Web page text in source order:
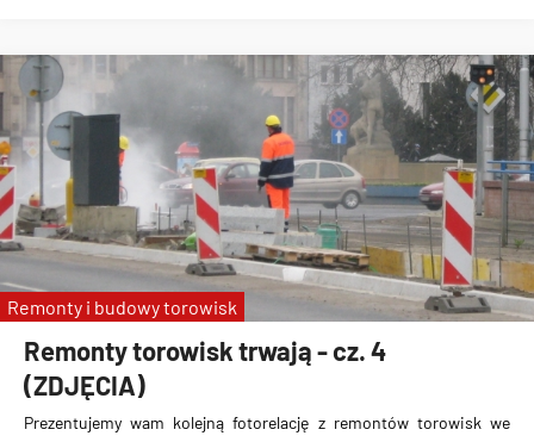
Remonty torowisk trwają - cz. 4
(ZDJĘCIA)
Prezentujemy wam kolejną fotorelację z remontów torowisk we
Remonty i budowy torowisk